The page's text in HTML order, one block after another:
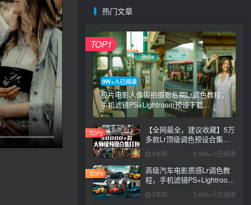
热门文章
9W+人已阅读
胶片电影人像街拍摄影后期Lr调色教程，
手机滤镜PS+Lightroom预设下载...
TOP1
【全网最全，建议收藏】5万
多款Lr顶级调色预设合集，
精心整理，分类清晰，摄影
师调色师必备素材，够用一
辈子！
4年前 5.9W+人已阅读
TOP2
高级汽车电影质感Lr调色教
程，手机滤镜PS+Lightroom
预设下载！
3年前 5.6W+人已阅读
TOP3